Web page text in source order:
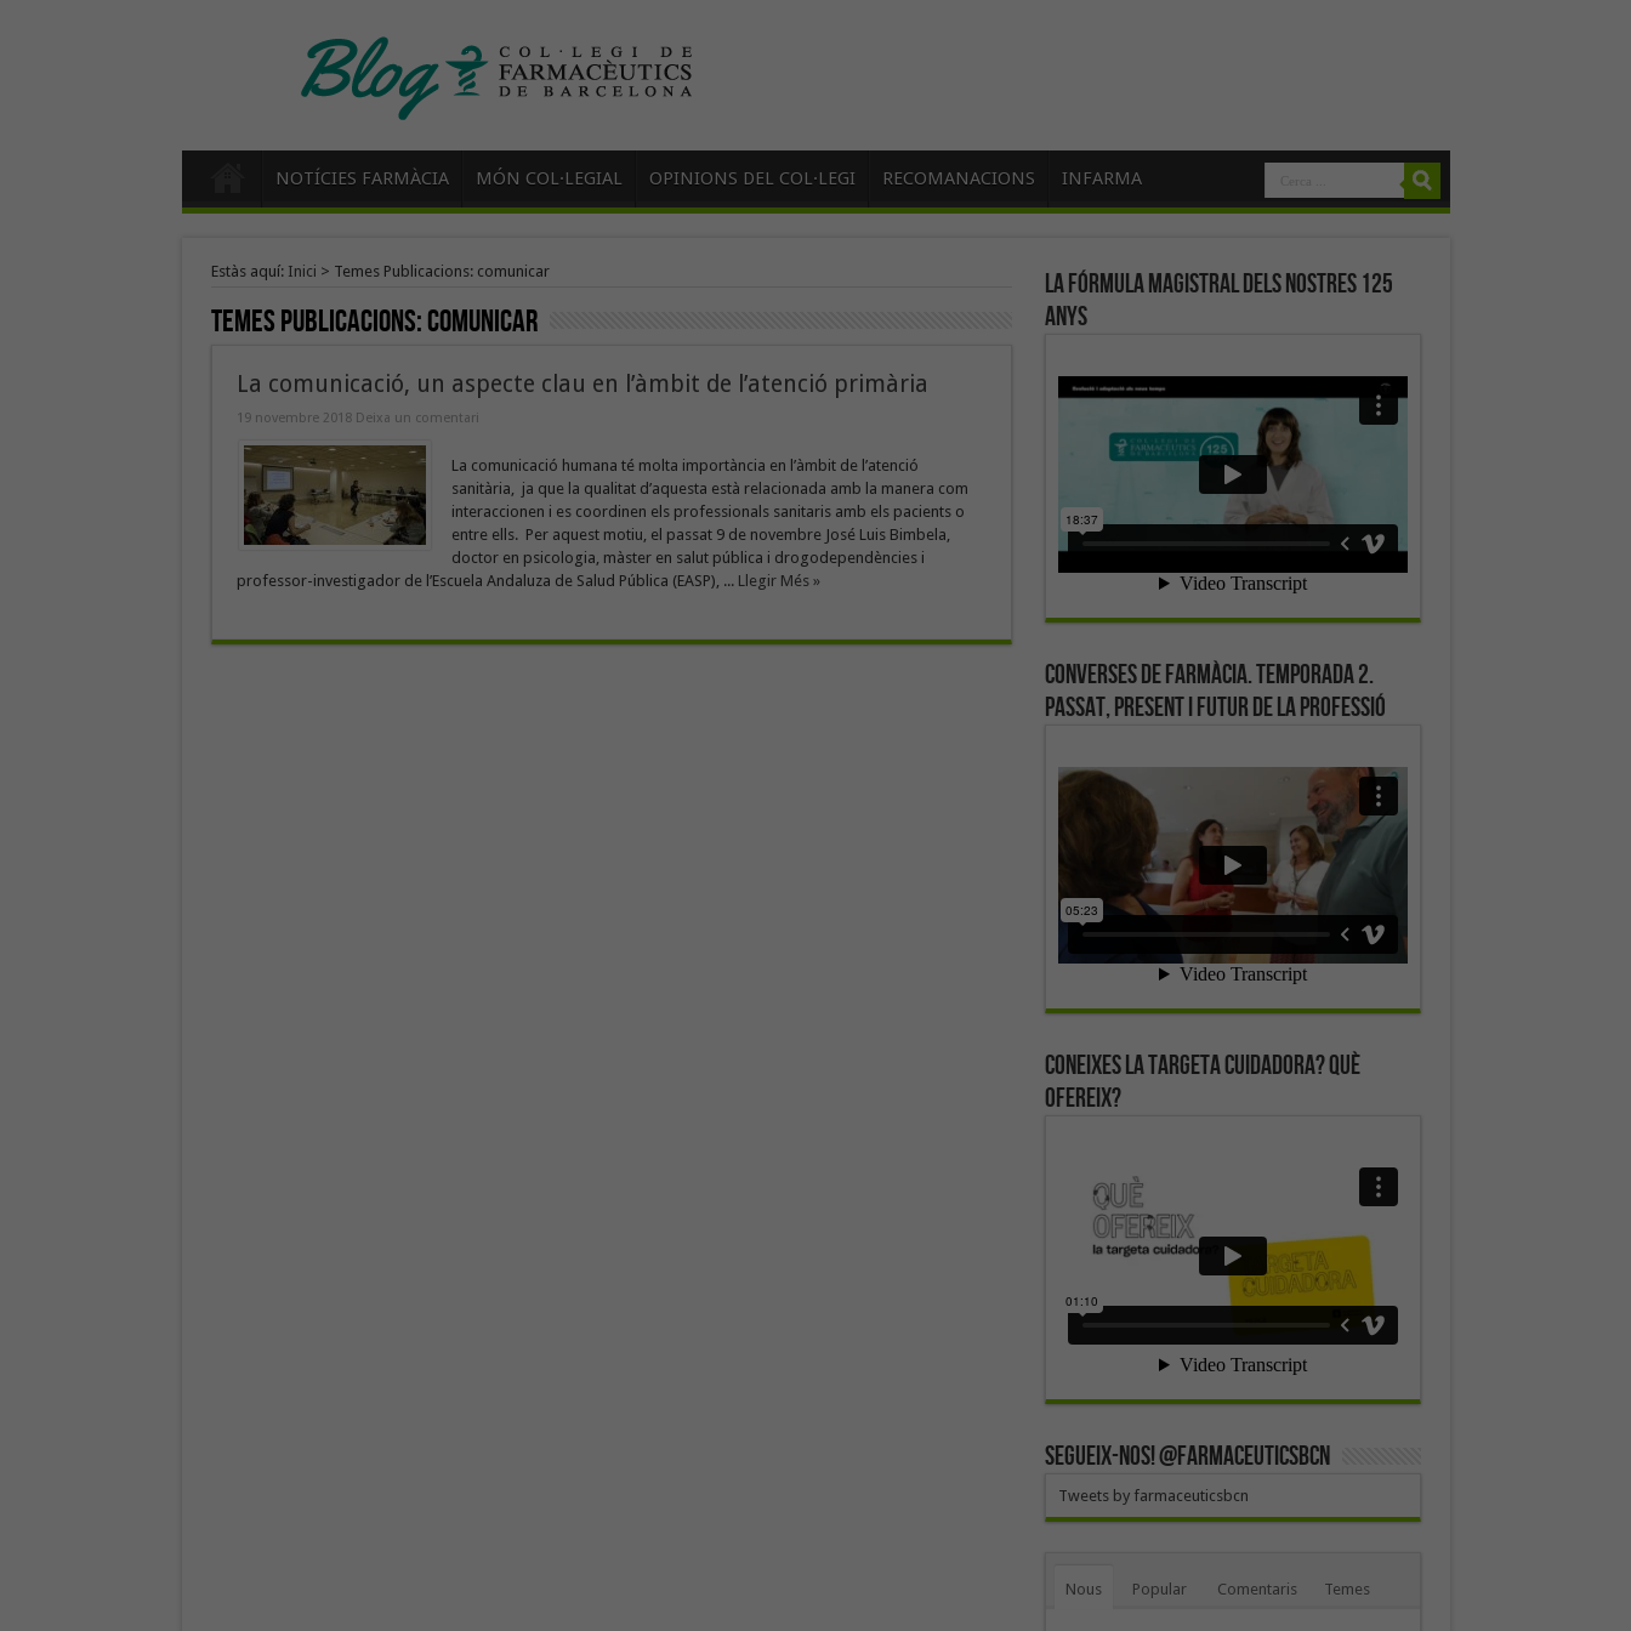
NOTÍCIES FARMÀCIA MÓN COL·LEGIAL OPINIONS DEL COL·LEGI RECOMANACIONS INFARMA
Estàs aquí: Inici > Temes Publicacions: comunicar
Temes Publicacions:comunicar
La comunicació, un aspecte clau en l’àmbit de l’atenció primària
19 novembre 2018 Deixa un comentari
La comunicació humana té molta importància en l’àmbit de l’atenció
sanitària, ja que la qualitat d’aquesta està relacionada amb la manera com
interaccionen i es coordinen els professionals sanitaris amb els pacients o
entre ells. Per aquest motiu, el passat 9 de novembre José Luis Bimbela,
doctor en psicologia, màster en salut pública i drogodependències i
professor-investigador de l’Escuela Andaluza de Salud Pública (EASP), ... Llegir Més »
La fórmula magistral dels nostres 125
anys
Converses de farmàcia. Temporada 2.
Passat, present i futur de la professió
Coneixes la targeta cuidadora? Què
ofereix?
SEGUEIX-NOS! @farmaceuticsbcn
Tweets by farmaceuticsbcn
Nous Popular Comentaris Temes